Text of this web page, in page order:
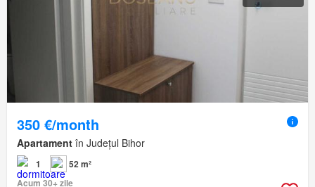
350 €/month
Apartament în Județul Bihor
1
52 m²
Acum 30+ zile